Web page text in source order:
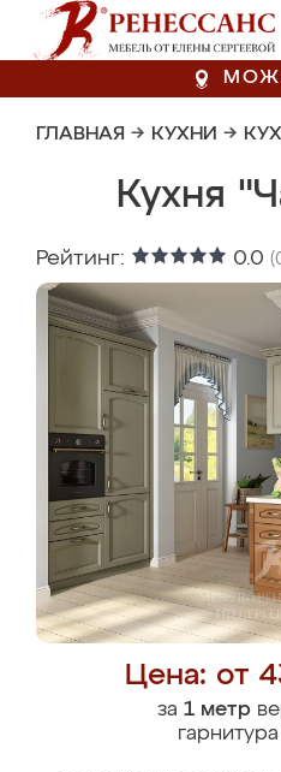
ГЛАВНАЯ → КУХНИ →
Кухня
Рейтинг: 0.0 (
Цена: от
за 1 метр